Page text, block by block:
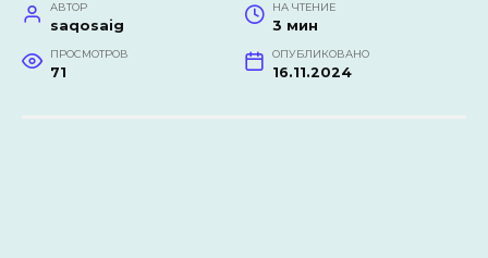
АВТОР
saqosaig
НА ЧТЕНИЕ
3 мин
ПРОСМОТРОВ
71
ОПУБЛИКОВАНО
16.11.2024